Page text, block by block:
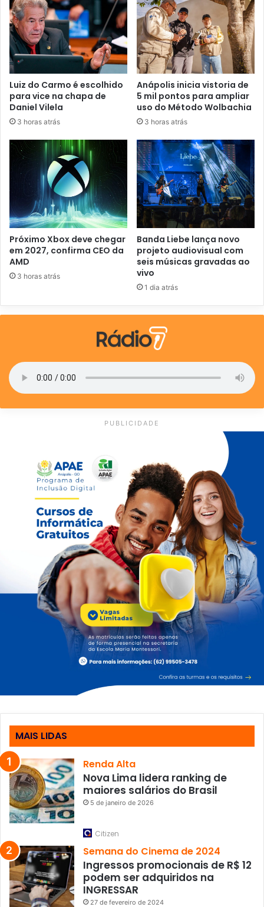
n
d
e
r
e
ç
o
d
e
e
a
l
Luiz do Carmo é escolhido
para vice na chapa de
Daniel Vilela
3 horas atrás
Anápolis inicia vistoria de
5 mil pontos para ampliar
uso do Método Wolbachia
3 horas atrás
Próximo Xbox deve chegar
em 2027, confirma CEO da
AMD
3 horas atrás
Banda Liebe lança novo
projeto audiovisual com
seis músicas gravadas ao
vivo
1 dia atrás
PUBLICIDADE
MAIS LIDAS
Renda Alta
Nova Lima lidera ranking de
maiores salários do Brasil
5 de janeiro de 2026
Citizen
Semana do Cinema de 2024
Ingressos promocionais de R$ 12
podem ser adquiridos na
INGRESSAR
27 de fevereiro de 2024